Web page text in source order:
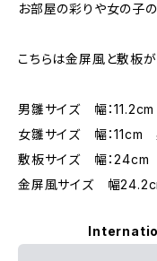
お部屋の彩りや女の子
こちらは金屏風と敷板が
男雛サイズ 幅：
女雛サイズ 幅：11cm
敷板サイズ 幅：24cm
金屏風サイズ 幅